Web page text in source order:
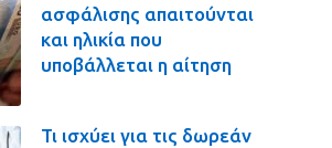
ασφάλισης απαιτούνται
και ηλικία που
υποβάλλεται η αίτηση
Τι ισχύει για τις δωρεάν